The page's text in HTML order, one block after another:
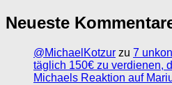
Neueste
@MichaelKotzur zu 7
täglich 150€ zu verdienen,
Michaels Reaktion auf